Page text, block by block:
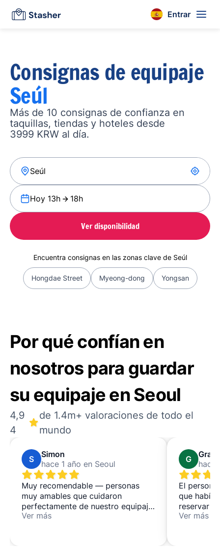
Entrar
Consignas de equipaje
Seúl
Más de 10 consignas de confianza en
taquillas, tiendas y hoteles desde
3999 KRW al día.
Hoy 13h 18h
Ver disponibilidad
Encuentra consignas en las zonas clave de Seúl
Hongdae Street Myeong-dong Yongsan
Por qué confían en
nosotros para guardar
su equipaje en Seoul
4,9
4
de 1.4m+ valoraciones de todo el
mundo
S
Simon
hace 1 año en Seoul
Muy recomendable — personas
muy amables que cuidaron
perfectamente de nuestro equipaje
durante el día — es un lugar de co-
Ver más
G
Grace
hace
El
que había
reservar
equipaje.
Ver más